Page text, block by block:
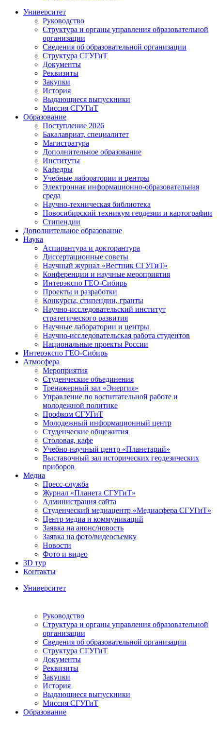
Университет
Руководство
Структура и органы управления образовательной
организации
Сведения об образовательной организации
Структура СГУГиТ
Документы
Реквизиты
Закупки
История
Выдающиеся выпускники
Миссия СГУГиТ
Образование
Поступление 2026
Бакалавриат, специалитет
Магистратура
Дополнительное образование
Институты
Кафедры
Учебные лаборатории и центры
Электронная информационно-образовательная
среда
Научно-техническая библиотека
Новосибирский техникум геодезии и картографии
Стипендии
Дополнительное образование
Наука
Аспирантура и докторантура
Диссертационные советы
Научный журнал «Вестник СГУГиТ»
Конференции и научные мероприятия
Интерэкспо ГЕО-Сибирь
Проекты и разработки
Конкурсы, стипендии, гранты
Научно-исследовательский институт
стратегического развития
Научные лаборатории и центры
Научно-исследовательская работа студентов
Национальные проекты России
Интерэкспо ГЕО-Сибирь
Атмосфера
Мероприятия
Студенческие объединения
Тренажерный зал «Энергия»
Управление по воспитательной работе и
молодежной политике
Профком СГУГиТ
Молодежный информационный центр
Студенческие общежития
Столовая, кафе
Учебно-научный центр «Планетарий»
Выставочный зал исторических геодезических
приборов
Медиа
Пресс-служба
Журнал «Планета СГУГиТ»
Администрация сайта
Студенческий медиацентр «Медиасфера СГУГиТ»
Центр медиа и коммуникаций
Заявка на анонс/новость
Заявка на фото/видеосъемку
Новости
Фото и видео
3D тур
Контакты
Университет
Руководство
Структура и органы управления образовательной
организации
Сведения об образовательной организации
Структура СГУГиТ
Документы
Реквизиты
Закупки
История
Выдающиеся выпускники
Миссия СГУГиТ
Образование